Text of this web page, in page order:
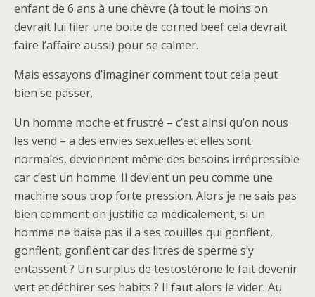
enfant de 6 ans à une chèvre (à tout le moins on
devrait lui filer une boite de corned beef cela devrait
faire l’affaire aussi) pour se calmer.
Mais essayons d’imaginer comment tout cela peut
bien se passer.
Un homme moche et frustré – c’est ainsi qu’on nous
les vend – a des envies sexuelles et elles sont
normales, deviennent même des besoins irrépressible
car c’est un homme. Il devient un peu comme une
machine sous trop forte pression. Alors je ne sais pas
bien comment on justifie ca médicalement, si un
homme ne baise pas il a ses couilles qui gonflent,
gonflent, gonflent car des litres de sperme s’y
entassent ? Un surplus de testostérone le fait devenir
vert et déchirer ses habits ? Il faut alors le vider. Au